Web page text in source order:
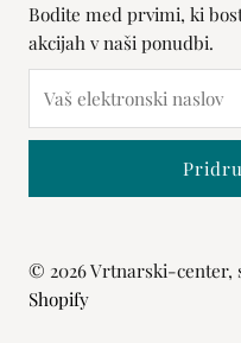
Bodite med prvimi, ki
akcijah v naši ponudbi.
elektronski
naslov
© 2026 Vrtnarski-center,
Shopify